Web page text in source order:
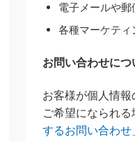
電子メールや
各種マーケテ
お問い合わせにつ
お客様が個人情
ご希望になられ
するお問い合わせ